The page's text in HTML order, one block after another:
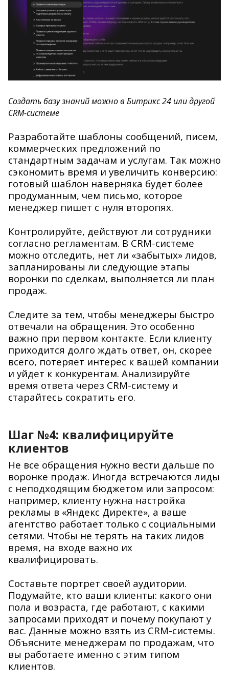
Создать базу знаний можно в Битрикс 24 или другой
CRM-системе
Разработайте шаблоны сообщений, писем,
коммерческих предложений по
стандартным задачам и услугам. Так можно
сэкономить время и увеличить конверсию:
готовый шаблон наверняка будет более
продуманным, чем письмо, которое
менеджер пишет с нуля второпях.
Контролируйте, действуют ли сотрудники
согласно регламентам. В CRM-системе
можно отследить, нет ли «забытых» лидов,
запланированы ли следующие этапы
воронки по сделкам, выполняется ли план
продаж.
Следите за тем, чтобы менеджеры быстро
отвечали на обращения. Это особенно
важно при первом контакте. Если клиенту
приходится долго ждать ответ, он, скорее
всего, потеряет интерес к вашей компании
и уйдет к конкурентам. Анализируйте
время ответа через CRM-систему и
старайтесь сократить его.
Шаг №4: квалифицируйте
клиентов
Не все обращения нужно вести дальше по
воронке продаж. Иногда встречаются лиды
с неподходящим бюджетом или запросом:
например, клиенту нужна настройка
рекламы в «Яндекс Директе», а ваше
агентство работает только с социальными
сетями. Чтобы не терять на таких лидов
время, на входе важно их
квалифицировать.
Составьте портрет своей аудитории.
Подумайте, кто ваши клиенты: какого они
пола и возраста, где работают, с какими
запросами приходят и почему покупают у
вас. Данные можно взять из CRM-системы.
Объясните менеджерам по продажам, что
вы работаете именно с этим типом
клиентов.